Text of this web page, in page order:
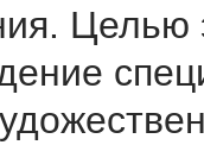
Целью